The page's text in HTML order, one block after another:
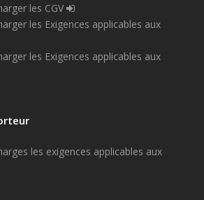
les CGV
les Exigences applicables aux
les Exigences applicables aux
les exigences applicables aux